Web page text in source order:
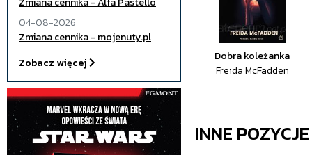
04-08-2026
Zmiana cennika - mojenuty.pl
Zobacz więcej
Dobra koleżanka
Freida McFadden
INNE